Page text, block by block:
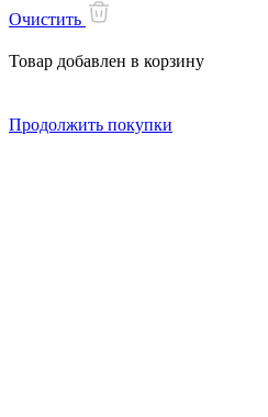
Очистить
Товар добавлен в корзину
Продолжить покупки